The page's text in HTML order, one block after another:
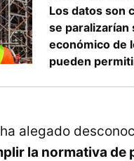
Los datos son
se
económico de
pueden
alegado
la normativa de